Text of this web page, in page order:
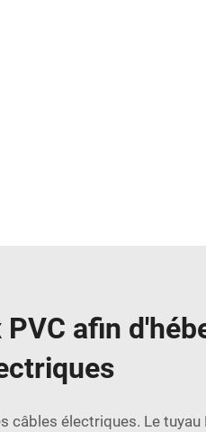
afin
électriques. Le